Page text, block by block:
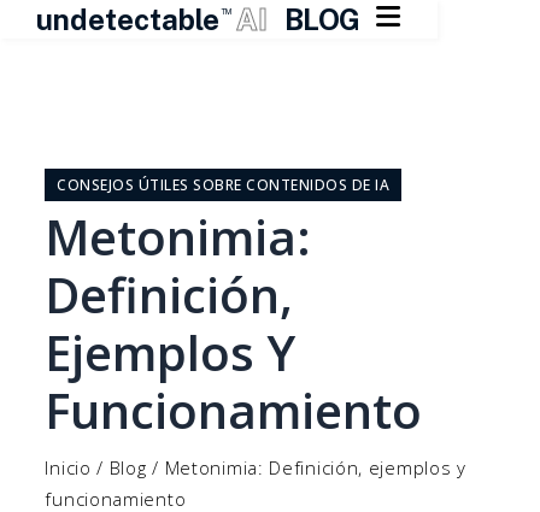
undetectable TM AI BLOG 
contenidoCONSEJOS ÚTILES SOBRE CONTENIDOS DE IA
Metonimia:
Definición,
Ejemplos Y
Funcionamiento
Inicio / Blog / Metonimia: Definición, ejemplos y
funcionamiento